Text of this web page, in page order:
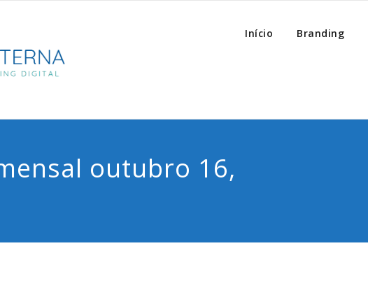
Marketing Digital & Negócios
Início Branding
outubro 16,